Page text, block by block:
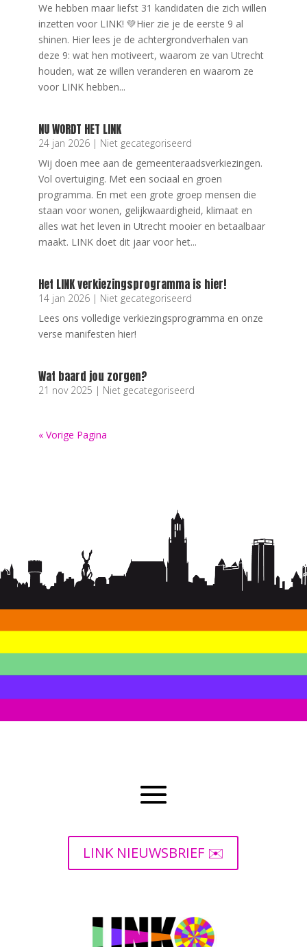
We hebben maar liefst 31 kandidaten die zich willen
inzetten voor LINK! 💚Hier zie je de eerste 9 al
shinen. Hier lees je de achtergrondverhalen van
deze 9: wat hen motiveert, waarom ze van Utrecht
houden, wat ze willen veranderen en waarom ze
voor LINK hebben...
NU WORDT HET LINK
24 jan 2026 | Niet gecategoriseerd
Wij doen mee aan de gemeenteraadsverkiezingen.
Vol overtuiging. Met een sociaal en groen
programma. En met een grote groep mensen die
staan voor wonen, gelijkwaardigheid, klimaat en
alles wat het leven in Utrecht mooier en betaalbaar
maakt. LINK doet dit jaar voor het...
Het LINK verkiezingsprogramma is hier!
14 jan 2026 | Niet gecategoriseerd
Lees ons volledige verkiezingsprogramma en onze
verse manifesten hier!
Wat baard jou zorgen?
21 nov 2025 | Niet gecategoriseerd
« Vorige Pagina
LINK NIEUWSBRIEF ✉️